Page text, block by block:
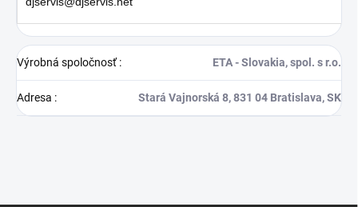
Výrobná spoločnosť: ETA - Slovakia, spol. s r.o.
Adresa : Stará Vajnorská 8, 831 04 Bratislava, SK